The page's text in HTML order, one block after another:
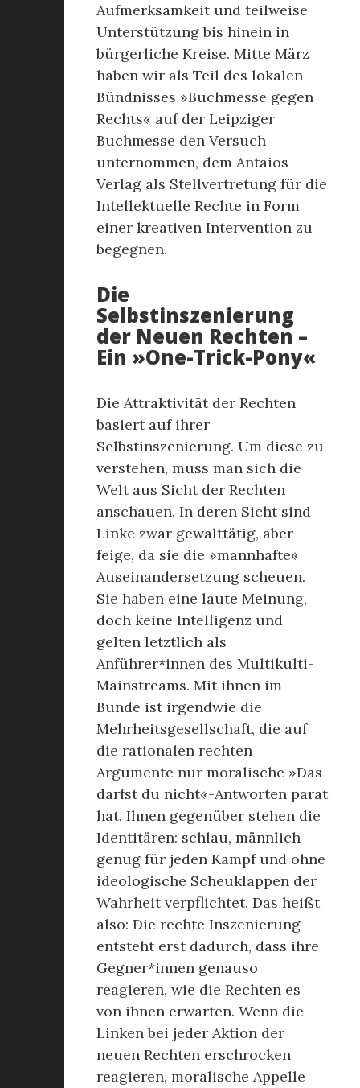
Aufmerksamkeit und teilweise
Unterstützung bis hinein in
bürgerliche Kreise. Mitte März
haben wir als Teil des lokalen
Bündnisses »Buchmesse gegen
Rechts« auf der Leipziger
Buchmesse den Versuch
unternommen, dem Antaios-
Verlag als Stellvertretung für die
Intellektuelle Rechte in Form
einer kreativen Intervention zu
begegnen.
Die
Selbstinszenierung
der Neuen Rechten –
Ein »One-Trick-Pony«
Die Attraktivität der Rechten
basiert auf ihrer
Selbstinszenierung. Um diese zu
verstehen, muss man sich die
Welt aus Sicht der Rechten
anschauen. In deren Sicht sind
Linke zwar gewalttätig, aber
feige, da sie die »mannhafte«
Auseinandersetzung scheuen.
Sie haben eine laute Meinung,
doch keine Intelligenz und
gelten letztlich als
Anführer*innen des Multikulti-
Mainstreams. Mit ihnen im
Bunde ist irgendwie die
Mehrheitsgesellschaft, die auf
die rationalen rechten
Argumente nur moralische »Das
darfst du nicht«-Antworten parat
hat. Ihnen gegenüber stehen die
Identitären: schlau, männlich
genug für jeden Kampf und ohne
ideologische Scheuklappen der
Wahrheit verpflichtet. Das heißt
also: Die rechte Inszenierung
entsteht erst dadurch, dass ihre
Gegner*innen genauso
reagieren, wie die Rechten es
von ihnen erwarten. Wenn die
Linken bei jeder Aktion der
neuen Rechten erschrocken
reagieren, moralische Appelle